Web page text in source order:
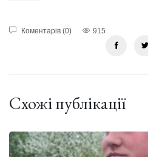
Коментарів (0) 915
Схожі публікації